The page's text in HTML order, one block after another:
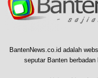
BantenNews.co.id adalah
seputar Banten